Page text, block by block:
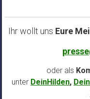
Ihr wollt uns Eure
oder als
unter DeinHilden,